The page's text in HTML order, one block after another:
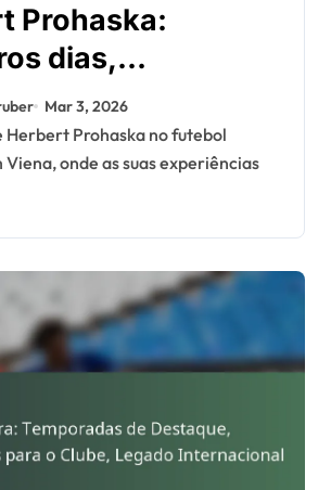
Prohaska:
dias,
para o
Mar 3, 2026
Viena, onde as suas experiências